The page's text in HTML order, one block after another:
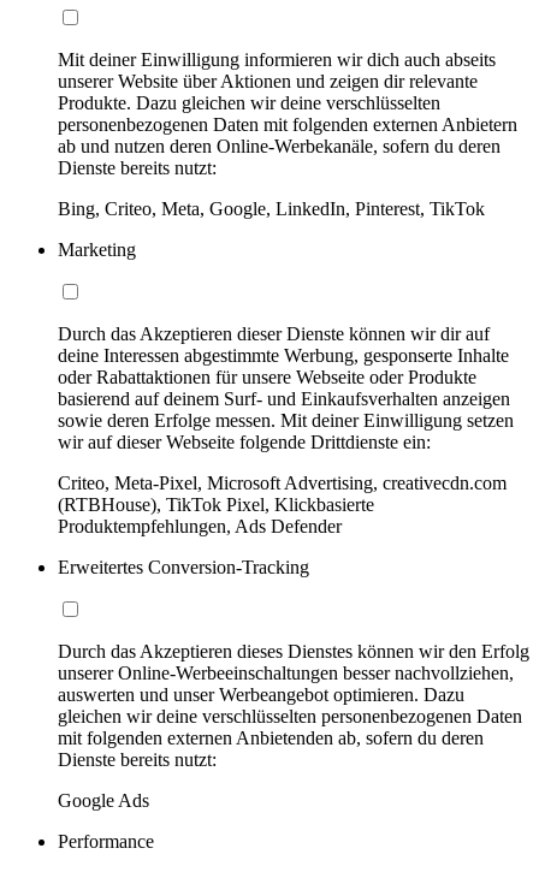
Mit deiner Einwilligung informieren wir dich auch abseits
unserer Website über Aktionen und zeigen dir relevante
Produkte. Dazu gleichen wir deine verschlüsselten
personenbezogenen Daten mit folgenden externen Anbietern
ab und nutzen deren Online-Werbekanäle, sofern du deren
Dienste bereits nutzt:
Bing, Criteo, Meta, Google, LinkedIn, Pinterest, TikTok
Marketing
Durch das Akzeptieren dieser Dienste können wir dir auf
deine Interessen abgestimmte Werbung, gesponserte Inhalte
oder Rabattaktionen für unsere Webseite oder Produkte
basierend auf deinem Surf- und Einkaufsverhalten anzeigen
sowie deren Erfolge messen. Mit deiner Einwilligung setzen
wir auf dieser Webseite folgende Drittdienste ein:
Criteo, Meta-Pixel, Microsoft Advertising, creativecdn.com
(RTBHouse), TikTok Pixel, Klickbasierte
Produktempfehlungen, Ads Defender
Erweitertes Conversion-Tracking
Durch das Akzeptieren dieses Dienstes können wir den Erfolg
unserer Online-Werbeeinschaltungen besser nachvollziehen,
auswerten und unser Werbeangebot optimieren. Dazu
gleichen wir deine verschlüsselten personenbezogenen Daten
mit folgenden externen Anbietenden ab, sofern du deren
Dienste bereits nutzt:
Google Ads
Performance